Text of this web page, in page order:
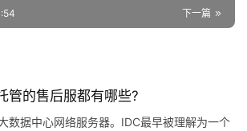
下一篇
管的售后服都有哪些?
数据中心网络服务器。IDC最早被理解为一个